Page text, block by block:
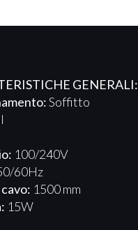
GENERALI:
Soffitto
100/240V
60Hz
1500 mm
15W